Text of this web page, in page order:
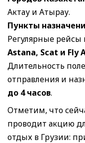
Актау и Атырау.
Пункты
Регулярные
Astana, Scat и Fly
Длительность
отправления и
до 4 часов.
Отметим, что
проводит акцию
отдых в Грузии: